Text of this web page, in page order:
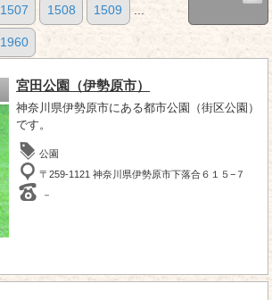
1507 1508 1509 ...
1960
宮田公園（伊勢原市）
神奈川県伊勢原市にある都市公園（街区公園）
です。
公園
〒259-1121 神奈川県伊勢原市下落合６１５−７
－